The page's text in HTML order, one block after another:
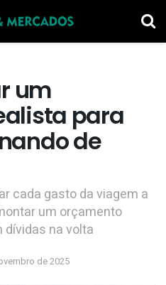
um
para
de
cada gasto da viagem a
um orçamento
na volta
de 2025